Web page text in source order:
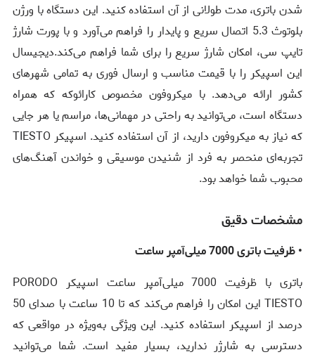
شدن باتری، مدت طولانی از آن استفاده کنید. این دستگاه با ورژن
بلوتوث 5.3 اتصال سریع و پایدار را فراهم می‌آورد و با پورت شارژ
تایپ سی، امکان شارژ سریع را برای شما فراهم می‌کند.دیجیسال
این اسپیکر را با قیمت مناسب و ارسال فوری به تمامی شهرهای
کشور ارائه می‌دهد. با میکروفون مخصوص کارائوکه که همراه
دستگاه است، می‌توانید به راحتی در مهمانی‌ها، مراسم یا هر جایی
که نیاز به میکروفون دارید، از آن استفاده کنید. اسپیکر TIESTO
تجربه‌ای منحصر به فرد از شنیدن موسیقی و خواندن آهنگ‌های
محبوب شما خواهد بود.
مشخصات دقیق
• ظرفیت باتری 7000 میلی‌آمپر ساعت
باتری با ظرفیت 7000 میلی‌آمپر ساعت اسپیکر PORODO
TIESTO این امکان را فراهم می‌کند که تا 10 ساعت با صدای 50
درصد از اسپیکر استفاده کنید. این ویژگی به‌ویژه در مواقعی که
دسترسی به شارژر ندارید، بسیار مفید است. شما می‌توانید